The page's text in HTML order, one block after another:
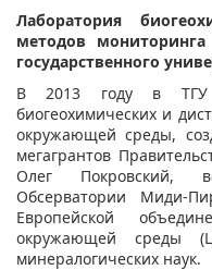
Лаборатория
методов
государственного
В 2013 году в ТГУ
биогеохимических и
окружающей среды,
мегагрантов
Олег Покровский,
Обсерватории Миди-
Европейской
окружающей среды
минералогических наук.